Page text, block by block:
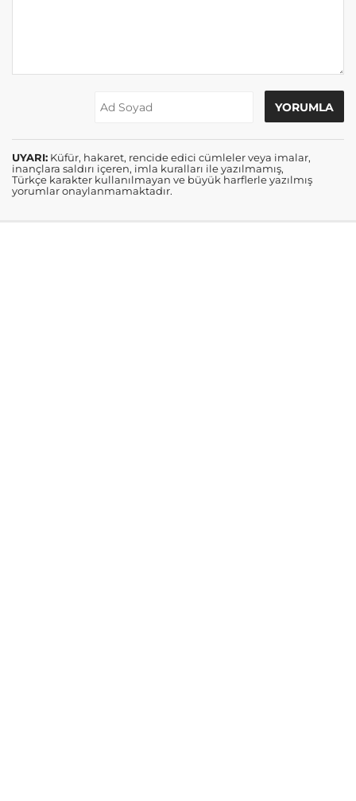
UYARI: Küfür, hakaret, rencide edici cümleler veya imalar,
inançlara saldırı içeren, imla kuralları ile yazılmamış,
Türkçe karakter kullanılmayan ve büyük harflerle yazılmış
yorumlar onaylanmamaktadır.